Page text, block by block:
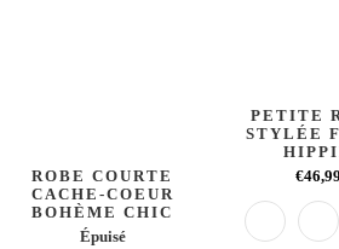
ROBE COURTE
CACHE-COEUR
BOHÈME CHIC
Épuisé
PETITE
STYLÉE
€46,99